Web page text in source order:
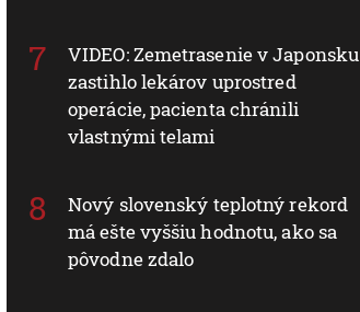
VIDEO: Zemetrasenie v Japonsku
zastihlo lekárov uprostred
operácie, pacienta chránili
vlastnými telami
Nový slovenský teplotný rekord
má ešte vyššiu hodnotu, ako sa
pôvodne zdalo